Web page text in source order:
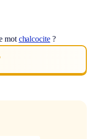
mot chalcocite?